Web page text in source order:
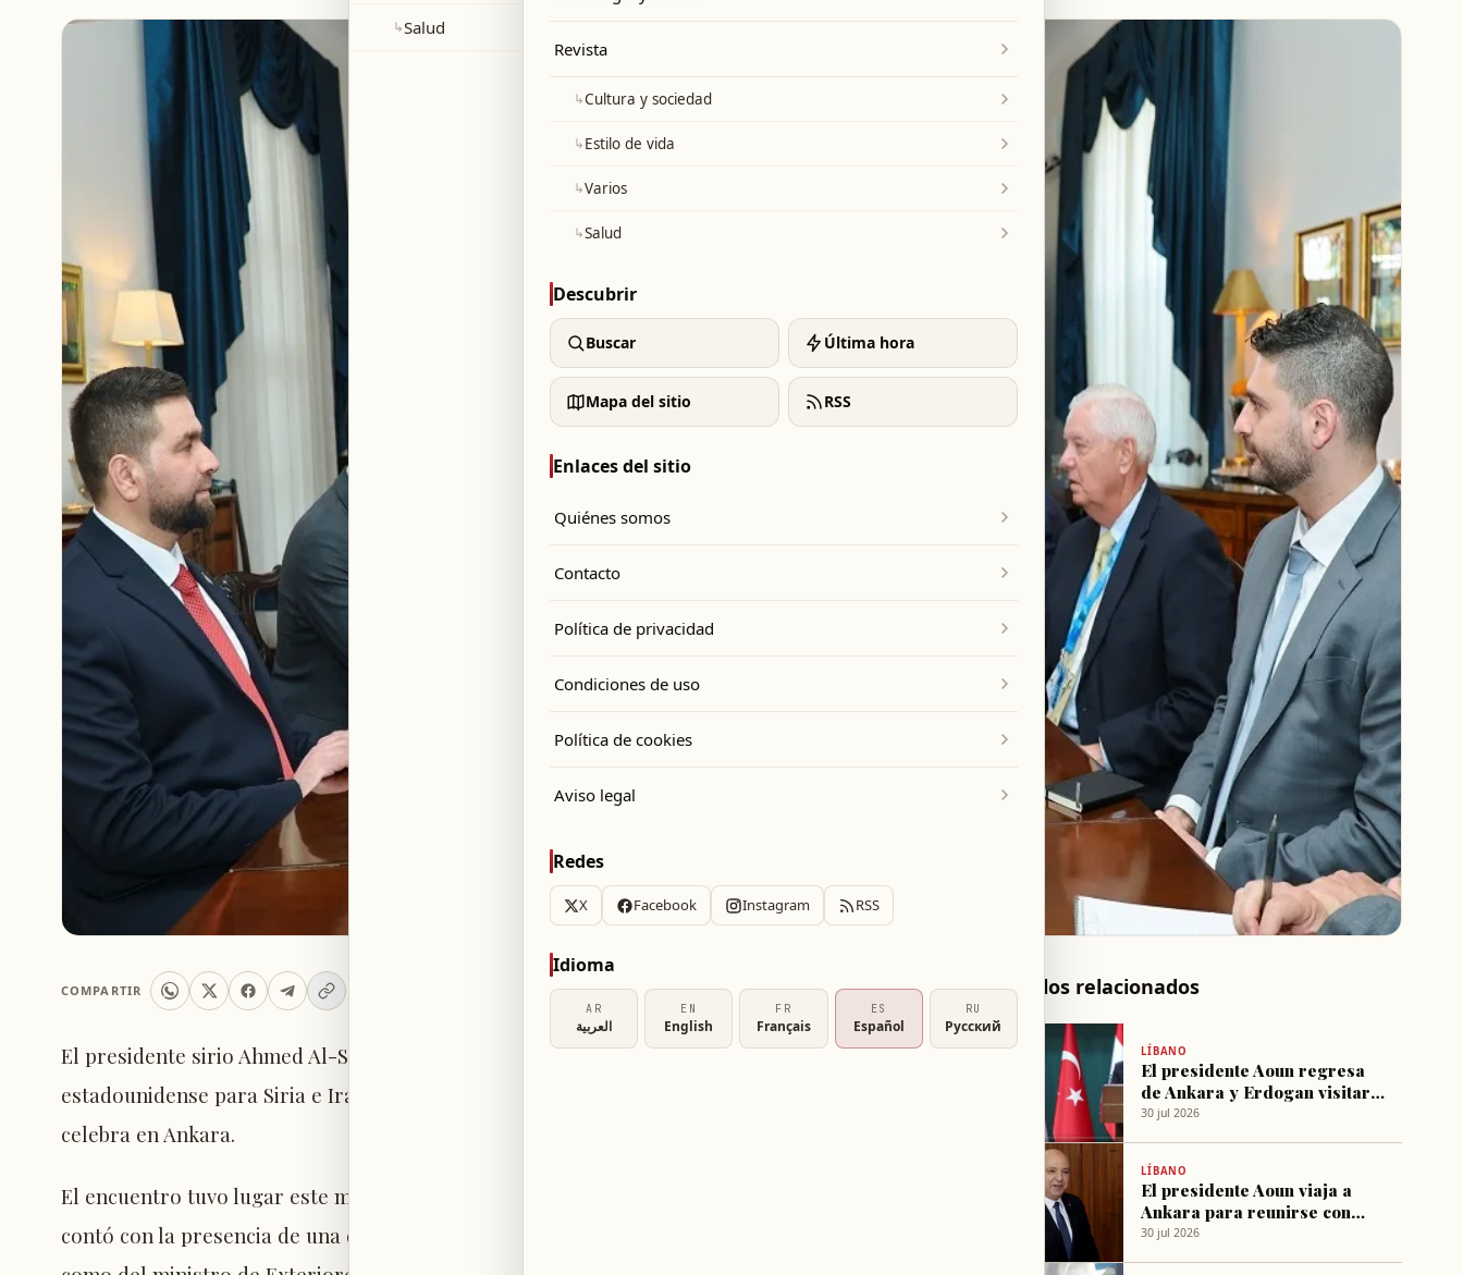
COMPARTIR
El presidente sirio Ahmed Al-Shar' sostuvo una reunión con el enviado especial
estadounidense para Siria e Irak, Tom Barrack, en el marco de la cumbre de la OTAN que se
celebra en Ankara.
El encuentro tuvo lugar este miércoles en el complejo presidencial de la capital turca y
contó con la presencia de una delegación de miembros del Congreso estadounidense, así
Artículos relacionados
LÍBANO
El presidente Aoun regresa
de Ankara y Erdogan visitará
Beirut próximamente
30 jul 2026
LÍBANO
El presidente Aoun viaja a
Ankara para reunirse con
Erdogan y fortalecer la
30 jul 2026
↳Salud
Revista
↳Cultura y sociedad
↳Estilo de vida
↳Varios
↳Salud
Descubrir
Buscar Última hora
Mapa del sitio RSS
Enlaces del sitio
Quiénes somos
Contacto
Política de privacidad
Condiciones de uso
Política de cookies
Aviso legal
Redes
X Facebook Instagram RSS
Idioma
AR
العربية
EN
English
FR
Français
ES
Español
RU
Русский